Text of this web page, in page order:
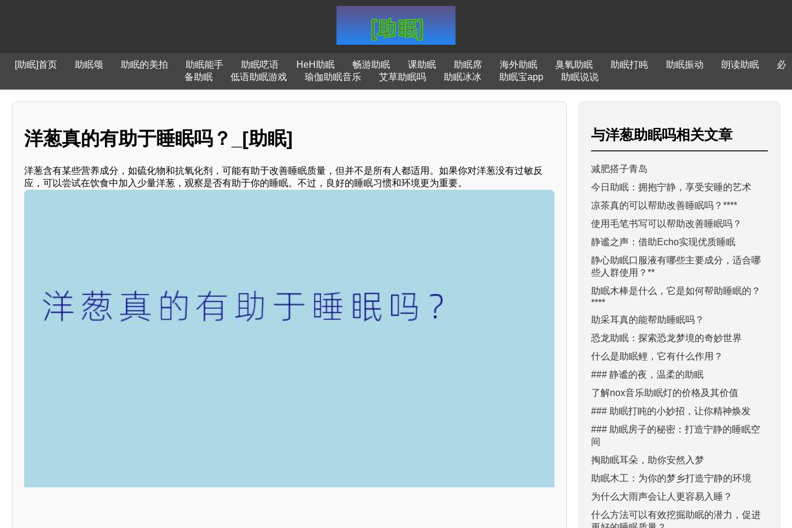
[助眠]首页 助眠颂 助眠的美拍 助眠能手 助眠呓语 HeH助眠 畅游助眠 课助眠 助眠席 海外助眠 臭氧助眠 助眠打盹 助眠振动 朗读助眠
必
备助眠
低语助眠游戏 瑜伽助眠音乐 艾草助眠吗 助眠冰冰 助眠宝app 助眠说说
洋葱真的有助于睡眠吗？_[助眠]
洋葱含有某些营养成分，如硫化物和抗氧化剂，可能有助于改善睡眠质量，但并不是所有人都适用。如果你对洋葱没有过敏反
应，可以尝试在饮食中加入少量洋葱，观察是否有助于你的睡眠。不过，良好的睡眠习惯和环境更为重要。
与洋葱助眠吗相关文章
减肥搭子青岛
今日助眠：拥抱宁静，享受安睡的艺术
凉茶真的可以帮助改善睡眠吗？****
使用毛笔书写可以帮助改善睡眠吗？
静谧之声：借助Echo实现优质睡眠
静心助眠口服液有哪些主要成分，适合哪
些人群使用？**
助眠木棒是什么，它是如何帮助睡眠的？
****
助采耳真的能帮助睡眠吗？
恐龙助眠：探索恐龙梦境的奇妙世界
什么是助眠鲤，它有什么作用？
### 静谧的夜，温柔的助眠
了解nox音乐助眠灯的价格及其价值
### 助眠打盹的小妙招，让你精神焕发
### 助眠房子的秘密：打造宁静的睡眠空
间
掏助眠耳朵，助你安然入梦
助眠木工：为你的梦乡打造宁静的环境
为什么大雨声会让人更容易入睡？
什么方法可以有效挖掘助眠的潜力，促进